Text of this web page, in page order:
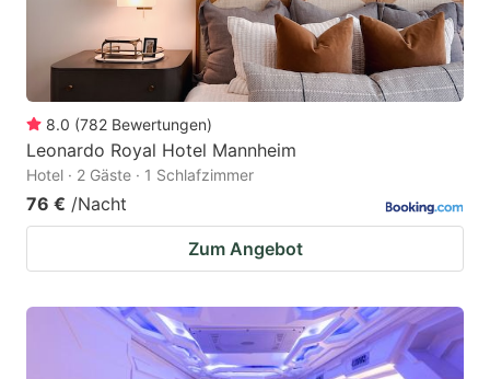
8.0 (782 Bewertungen)
Leonardo Royal Hotel Mannheim
Hotel · 2 Gäste · 1 Schlafzimmer
76 € /Nacht
Zum Angebot